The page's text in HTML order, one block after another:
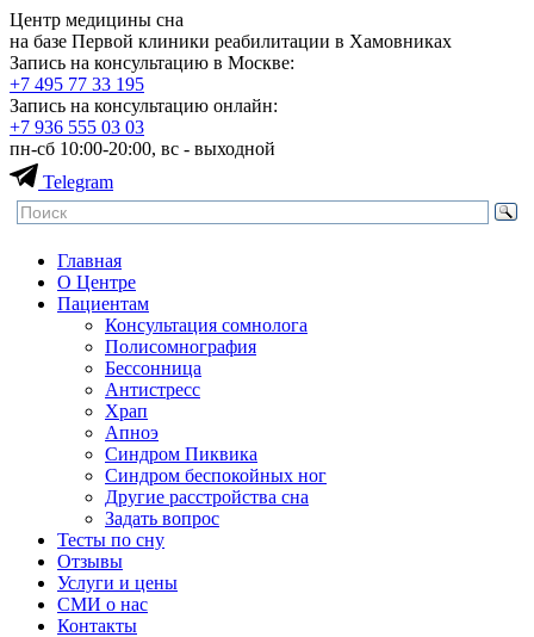
Центр медицины сна
на базе Первой клиники реабилитации в Хамовниках
Запись на консультацию в Москве:
+7 495 77 33 195
Запись на консультацию онлайн:
+7 936 555 03 03
пн-сб 10:00-20:00, вс - выходной
Telegram
Главная
О Центре
Пациентам
Консультация сомнолога
Полисомнография
Бессонница
Антистресс
Храп
Апноэ
Синдром Пиквика
Синдром беспокойных ног
Другие расстройства сна
Задать вопрос
Тесты по сну
Отзывы
Услуги и цены
СМИ о нас
Контакты